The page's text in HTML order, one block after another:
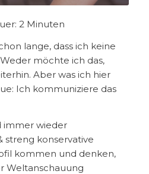
2 Minuten
lange, dass ich keine
möchte ich das,
Aber was ich hier
Ich kommuniziere das
immer wieder
streng konservative
kommen und denken,
Weltanschauung